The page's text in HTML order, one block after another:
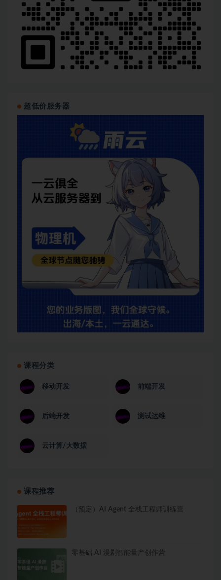
超低价服务器
课程分类
移动开发 前端开发
后端开发 测试运维
云计算/大数据
课程推荐
（预定）AI Agent 全栈工程师训练营
零基础 AI 漫剧智能量产创作营